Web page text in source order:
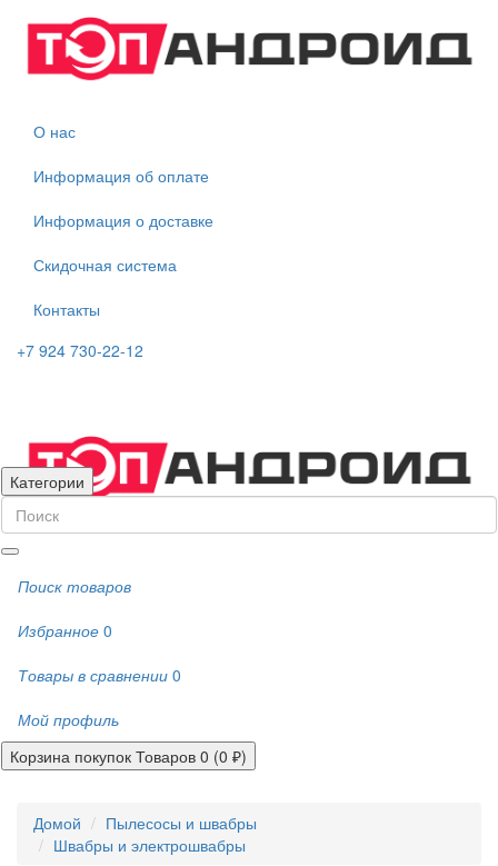
О нас
Информация об оплате
Информация о доставке
Скидочная система
Контакты
+7 924 730-22-12
Категории
Поиск товаров
Избранное 0
Товары в сравнении 0
Мой профиль
Корзина покупок Товаров 0 (0 ₽)
Домой
Пылесосы и швабры
Швабры и электрошвабры